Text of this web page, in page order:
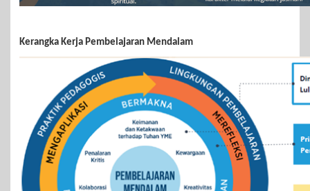
Kerangka Kerja Pembelajaran Mendalam